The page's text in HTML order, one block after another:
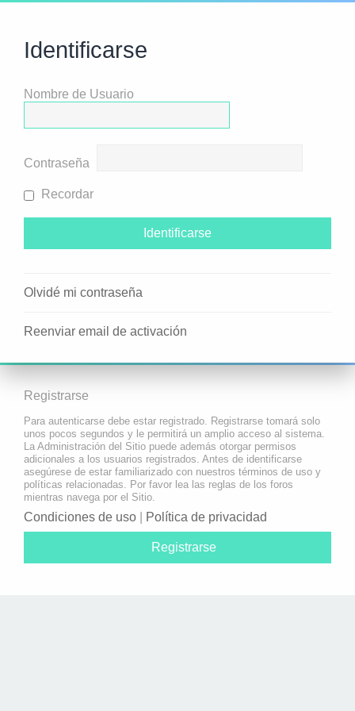
Identificarse
Nombre de Usuario
Contraseña
Recordar
Olvidé mi contraseña
Reenviar email de activación
Registrarse
Para autenticarse debe estar registrado. Registrarse tomará solo
unos pocos segundos y le permitirá un amplio acceso al sistema.
La Administración del Sitio puede además otorgar permisos
adicionales a los usuarios registrados. Antes de identificarse
asegúrese de estar familiarizado con nuestros términos de uso y
políticas relacionadas. Por favor lea las reglas de los foros
mientras navega por el Sitio.
Condiciones de uso Política de privacidad
Registrarse